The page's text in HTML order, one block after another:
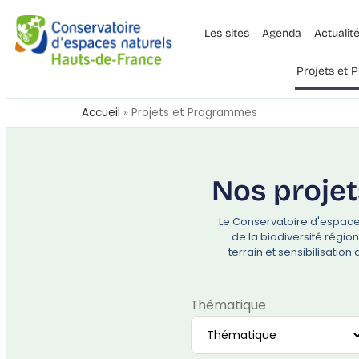
Les sites Agenda
Projets et
Accueil » Projets et Programmes
Nos
Le Conservatoire
de la biodiversité
terrain et sensibilisation
Thématique